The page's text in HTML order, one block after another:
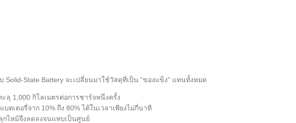
State Battery จะเปลี่ยนมาใช้วัสดุที่เป็น "ของแข็ง" แทนทั้งหมด
ลุ 1,000 กิโลเมตรต่อการชาร์จหนึ่งครั้ง
เตอรี่จาก 10% ถึง 80% ได้ในเวลาเพียงไม่กี่นาที
กไหม้จึงลดลงจนแทบเป็นศูนย์